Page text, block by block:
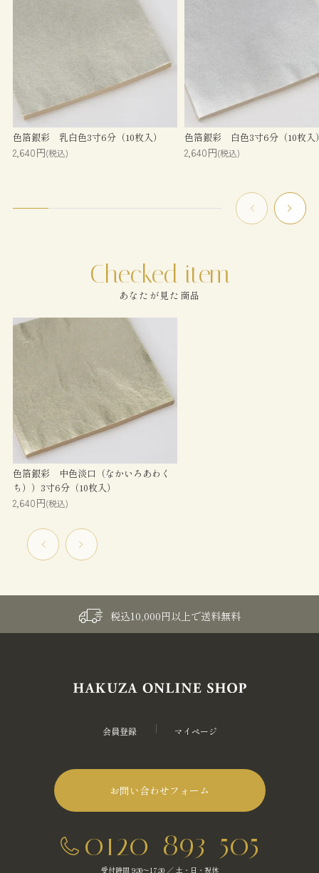
色箔銀彩 乳白色3寸6分（10枚入）
2,640円(税込)
色箔銀彩 白色3寸6分（10枚入
2,640円(税込)
あなたが見た商品
色箔銀彩 中色淡口（なかいろあわく
ち））3寸6分（10枚入）
2,640円(税込)
税込10,000円以上で送料無料
会員登録 マイページ
お問い合わせフォーム
0120-893-505
受付時間 9:30～17:30 ／ 土・日・祝休